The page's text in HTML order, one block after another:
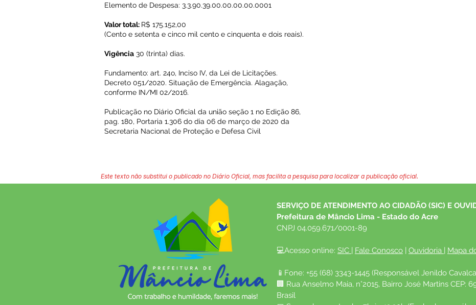
Elemento de Despesa: 3.3.90.39.00.00.00.00.0001
Valor total: R$ 175.152,00
(Cento e setenta e cinco mil cento e cinquenta e dois reais).
Vigência 30 (trinta) dias.
Fundamento: art. 24o, Inciso IV, da Lei de Licitações.
Decreto 051/2020. Situação de Emergência. Alagação,
conforme IN/MI 02/2016.
Publicação no Diário Oficial da união seção 1 no Edição 86,
pag. 180, Portaria 1.306 do dia 06 de março de 2020 da
Secretaria Nacional de Proteção e Defesa Civil
Este texto não substitui o publicado no Diário Oficial, mas facilita a pesquisa para localizar a publicação oficial.
SERVIÇO DE ATENDIMENTO AO CIDADÃO (SIC) E
Prefeitura de Mâncio Lima - Estado do Acre
CNPJ 04.059.671/0001-89
💻Acesso online: SIC | Fale Conosco | Ouvidoria | Mapa
📱Fone: +55 (68) 3343-1445 (Responsável Jenildo
🏢 Rua Anselmo Maia, n°2015, Bairro José Martins CEP:
Brasil